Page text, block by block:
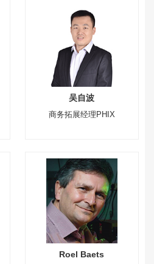
吴自波
商务拓展经理PHIX
Roel Baets